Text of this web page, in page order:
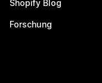
Shopify Blog
Forschung